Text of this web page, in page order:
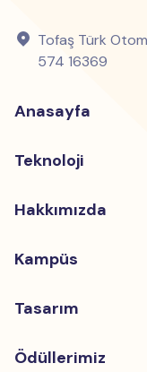
Tofaş Türk
574 16369
Anasayfa
Teknoloji
Hakkımızda
Kampüs
Tasarım
Ödüllerimiz